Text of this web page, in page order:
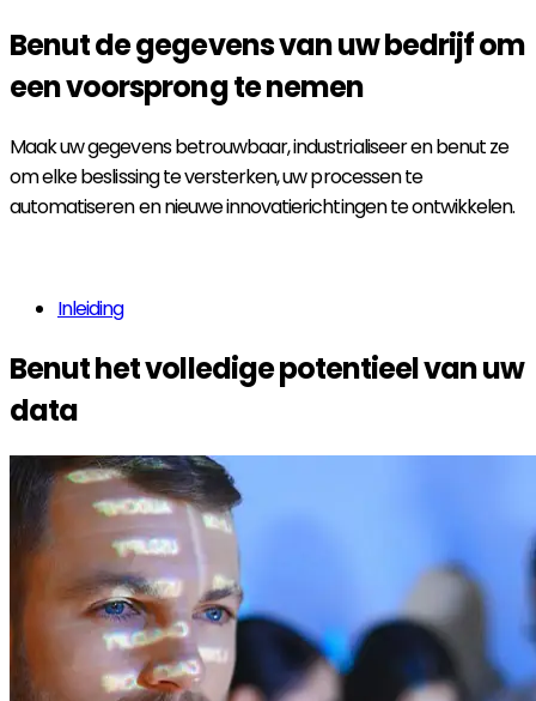
Benut degegevensvan uw bedrijf om
een voorsprong te nemen
Maak uw gegevens betrouwbaar, industrialiseer en benut ze
om elke beslissing te versterken, uw processen te
automatiseren en nieuwe innovatierichtingen te ontwikkelen.
Inleiding
Benut het volledige potentieel van uw
data